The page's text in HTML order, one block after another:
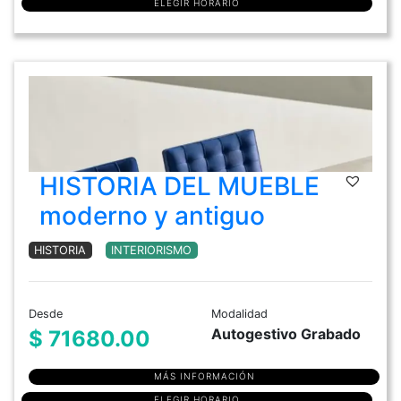
ELEGIR HORARIO
HISTORIA DEL MUEBLE
moderno y antiguo
HISTORIA INTERIORISMO
Desde
$ 71680.00
Modalidad
Autogestivo Grabado
MÁS INFORMACIÓN